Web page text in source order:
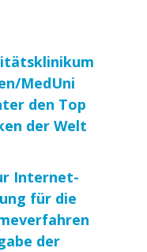
MedUni
den Top
der Welt
Internet-
für die
der